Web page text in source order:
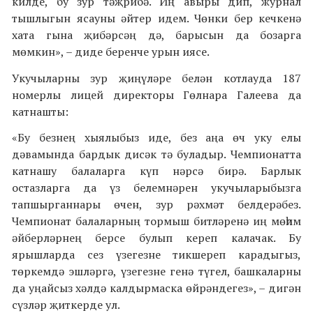
тышлыгын ясауны әйтер идем. Чөнки бер кечкенә
хата гына җибәрсәң дә, барысын да бозарга
мөмкин», – диде беренче урын иясе.
Укучыларны зур җиңүләре белән котлауда 187
номерлы лицей директоры Гөлнара Галеева да
катнашты:
«Бу безнең хыялыбыз иде, без аңа өч уку елы
дәвамында бардык дисәк тә буладыр. Чемпионатта
катнашу балаларга күп нәрсә бирә. Барлык
остазларга да үз белемнәрен укучыларыбызга
тапшырганнары өчен, зур рәхмәт белдерәбез.
Чемпионат балаларның тормыш битләренә иң мөһим
әйберләрнең берсе булып кереп калачак. Бу
ярышларда сез үзегезне тикшереп карадыгыз,
төркемдә эшләргә, үзегезне генә түгел, башкаларны
да уңайсыз хәлдә калдырмаска өйрәндегез», – дигән
сүзләр җиткерде ул.